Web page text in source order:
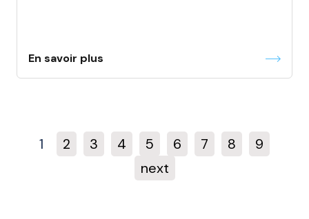
En savoir plus
1 2 3 4 5 6 7 8
9
next